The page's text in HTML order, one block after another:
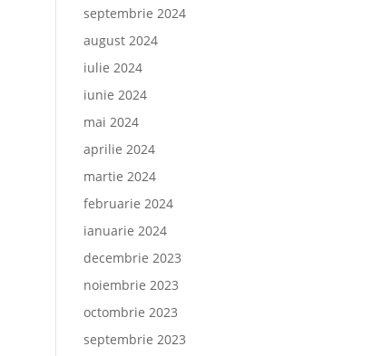
septembrie 2024
august 2024
iulie 2024
iunie 2024
mai 2024
aprilie 2024
martie 2024
februarie 2024
ianuarie 2024
decembrie 2023
noiembrie 2023
octombrie 2023
septembrie 2023